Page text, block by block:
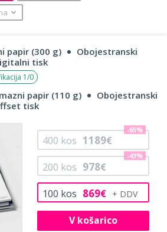
papir (300 g)
Obojestranski
tisk
1/0
papir (110 g)
Obojestranski
tisk
100 kos 869€
200 kos 978€
-43%
400 kos 1189€
-65%
V košarico